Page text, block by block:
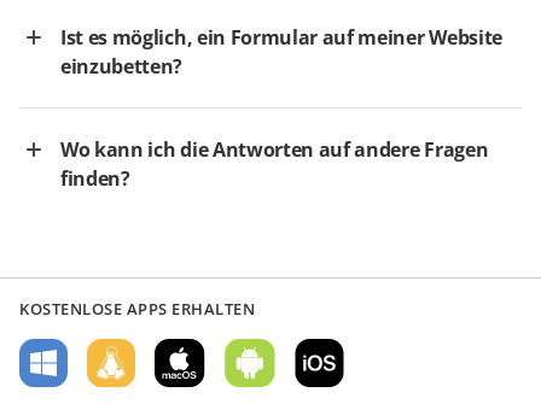
Ist es möglich, ein Formular auf meiner Website
einzubetten?
Wo kann ich die Antworten auf andere Fragen
finden?
KOSTENLOSE APPS ERHALTEN